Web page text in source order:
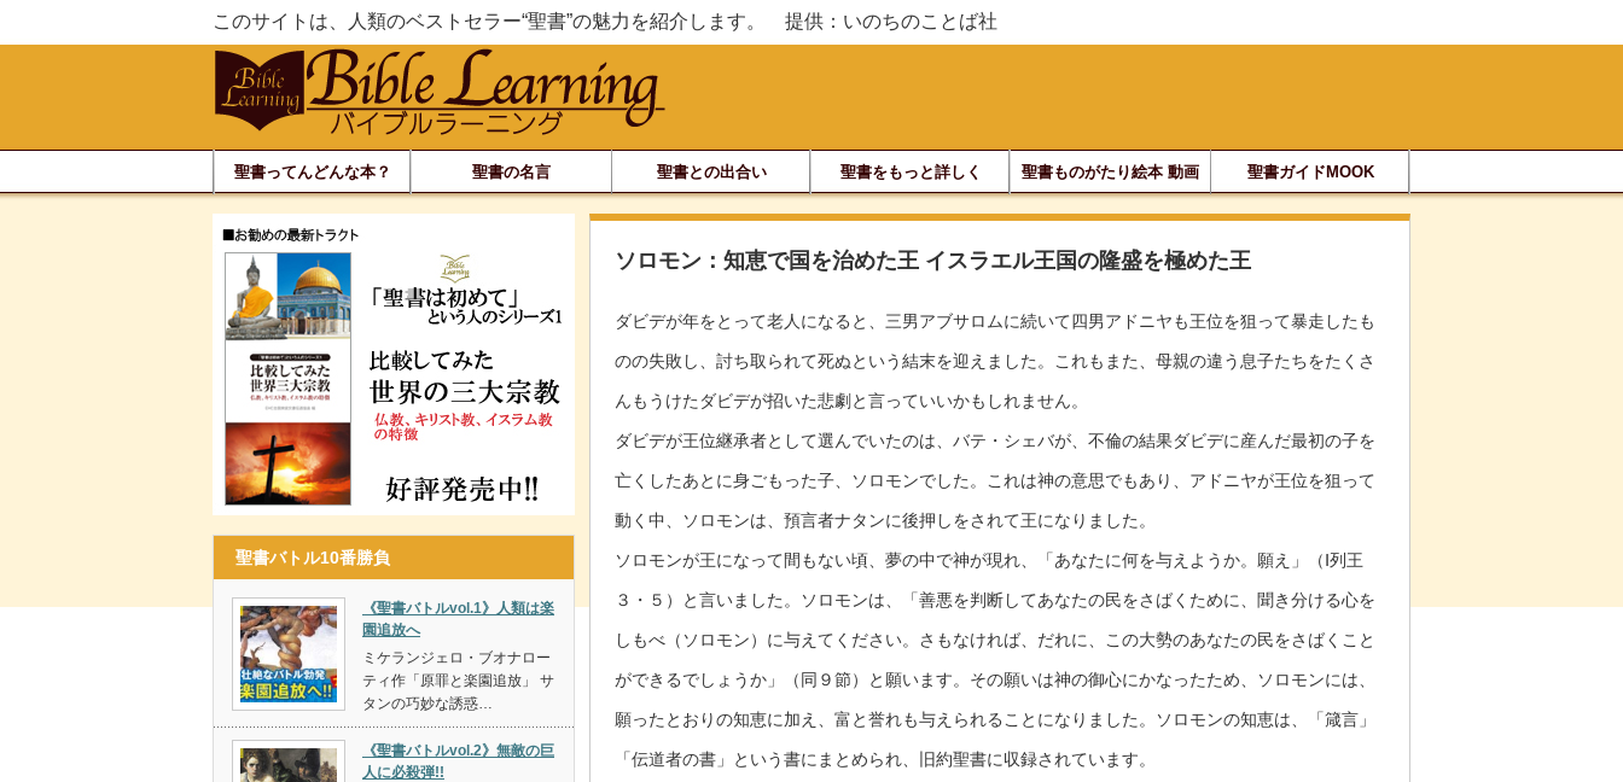
このサイトは、人類のベストセラー“聖書”の魅力を紹介します。 提供：いのちのことば社
聖書ってんどんな本？ 聖書の名言 聖書との出合い 聖書をもっと詳しく 聖書ものがたり絵本 動画 聖書ガイドMOOK
ソロモン：知恵で国を治めた王 イスラエル王国の隆盛を極めた王
ダビデが年をとって老人になると、三男アブサロムに続いて四男アドニヤも王位を狙って暴走したも
のの失敗し、討ち取られて死ぬという結末を迎えました。これもまた、母親の違う息子たちをたくさ
んもうけたダビデが招いた悲劇と言っていいかもしれません。
ダビデが王位継承者として選んでいたのは、バテ・シェバが、不倫の結果ダビデに産んだ最初の子を
亡くしたあとに身ごもった子、ソロモンでした。これは神の意思でもあり、アドニヤが王位を狙って
動く中、ソロモンは、預言者ナタンに後押しをされて王になりました。
ソロモンが王になって間もない頃、夢の中で神が現れ、「あなたに何を与えようか。願え」（Ⅰ列王
３・５）と言いました。ソロモンは、「善悪を判断してあなたの民をさばくために、聞き分ける心を
しもべ（ソロモン）に与えてください。さもなければ、だれに、この大勢のあなたの民をさばくこと
ができるでしょうか」（同９節）と願います。その願いは神の御心にかなったため、ソロモンには、
願ったとおりの知恵に加え、富と誉れも与えられることになりました。ソロモンの知恵は、「箴言」
「伝道者の書」という書にまとめられ、旧約聖書に収録されています。
聖書バトル10番勝負
《聖書バトルvol.1》人類は楽
園追放へ
ミケランジェロ・ブオナロー
ティ作「原罪と楽園追放」 サ
タンの巧妙な誘惑…
《聖書バトルvol.2》無敵の巨
人に必殺弾!!